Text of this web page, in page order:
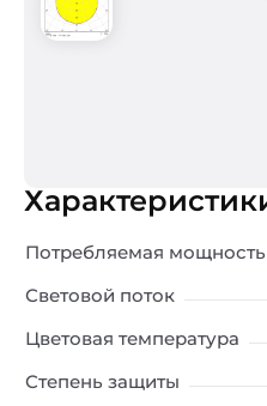
Потребляемая мощность
Световой поток
Цветовая температура
Степень защиты